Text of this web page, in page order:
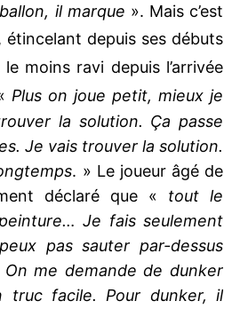
il marque ». Mais c’est
, étincelant depuis ses débuts
moins ravi depuis l’arrivée
Plus on joue petit, mieux je
la solution. Ça passe
Je vais trouver la solution.
. » Le joueur âgé de
déclaré que « tout le
Je fais seulement
pas sauter par-dessus
me demande de dunker
truc facile. Pour dunker, il